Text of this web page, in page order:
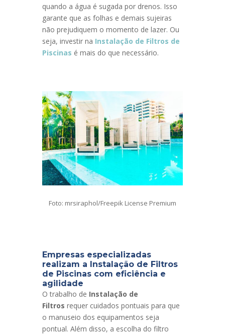
quando a água é sugada por drenos. Isso
garante que as folhas e demais sujeiras
não prejudiquem o momento de lazer. Ou
seja, investir na Instalação de Filtros de
Piscinas é mais do que necessário.
Foto: mrsiraphol/Freepik License Premium
Empresas especializadas
realizam a Instalação de Filtros
de Piscinas com eficiência e
agilidade
O trabalho de Instalação de
Filtros requer cuidados pontuais para que
o manuseio dos equipamentos seja
pontual. Além disso, a escolha do filtro